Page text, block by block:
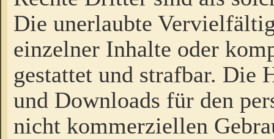
Die unerlaubte
einzelner Inhalte oder
gestattet und strafbar. Die
und Downloads für den
nicht kommerziellen